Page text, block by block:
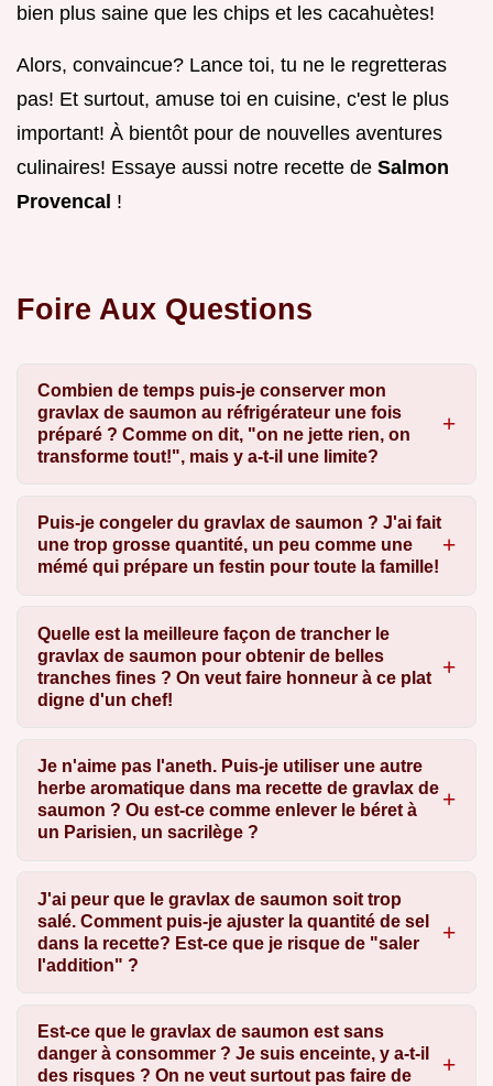
bien plus saine que les chips et les cacahuètes!
Alors, convaincue? Lance toi, tu ne le regretteras
pas! Et surtout, amuse toi en cuisine, c'est le plus
important! À bientôt pour de nouvelles aventures
culinaires! Essaye aussi notre recette de Salmon
Provencal !
Foire Aux Questions
Combien de temps puis-je conserver mon
gravlax de saumon au réfrigérateur une fois
préparé ? Comme on dit, "on ne jette rien, on
transforme tout!", mais y a-t-il une limite?
Puis-je congeler du gravlax de saumon ? J'ai fait
une trop grosse quantité, un peu comme une
mémé qui prépare un festin pour toute la famille!
Quelle est la meilleure façon de trancher le
gravlax de saumon pour obtenir de belles
tranches fines ? On veut faire honneur à ce plat
digne d'un chef!
Je n'aime pas l'aneth. Puis-je utiliser une autre
herbe aromatique dans ma recette de gravlax de
saumon ? Ou est-ce comme enlever le béret à
un Parisien, un sacrilège ?
J'ai peur que le gravlax de saumon soit trop
salé. Comment puis-je ajuster la quantité de sel
dans la recette? Est-ce que je risque de "saler
l'addition" ?
Est-ce que le gravlax de saumon est sans
danger à consommer ? Je suis enceinte, y a-t-il
des risques ? On ne veut surtout pas faire de